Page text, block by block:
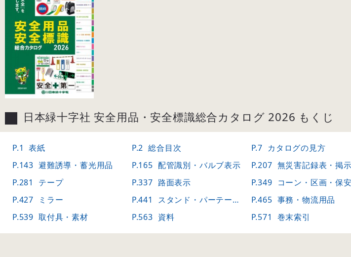
日本緑十字社 安全用品・安全標識総合カタログ 2026 もくじ
P.1 表紙 P.2 総合目次 P.7 カタログの見方
P.143 避難誘導・蓄光用品 P.165 配管識別・バルブ表示 P.207 無災害記録表・掲示板・ボード
P.281
テープ P.337 路面表示 P.349 コーン・区画・保安用品
P.427
ミラー P.441 スタンド・パーテーション P.465 事務・物流用品
P.539 取付具・素材 P.563 資料 P.571 巻末索引